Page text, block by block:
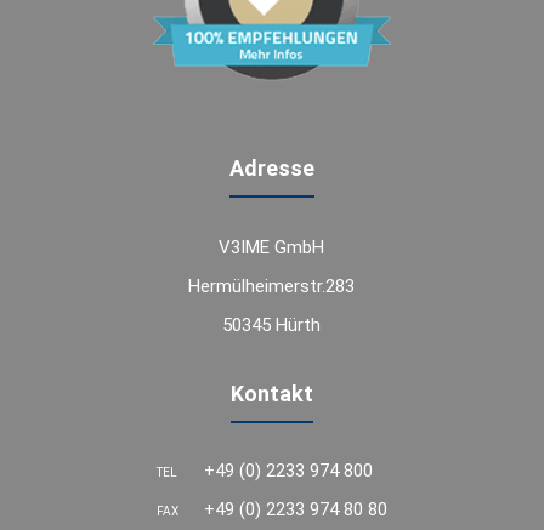
Adresse
V3IME GmbH
Hermülheimerstr.283
50345 Hürth
Kontakt
TEL +49 (0) 2233 974 800
FAX +49 (0) 2233 974 80 80